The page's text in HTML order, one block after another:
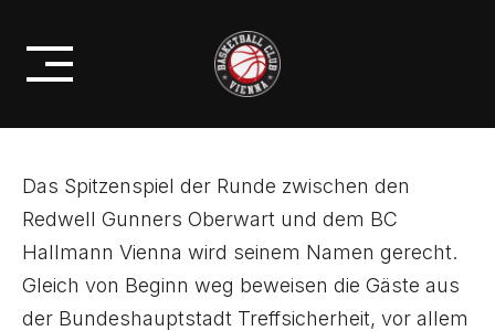
content
KNAPPE NIEDERLAGE IN DER
OVERTIME!
Das Spitzenspiel der Runde zwischen den
Redwell Gunners Oberwart und dem BC
Hallmann Vienna wird seinem Namen gerecht.
Gleich von Beginn weg beweisen die Gäste aus
der Bundeshauptstadt Treffsicherheit, vor allem